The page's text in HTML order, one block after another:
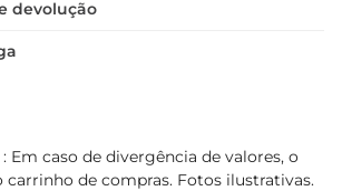
devolução
: Em caso de divergência de valores, o
carrinho de compras. Fotos ilustrativas.